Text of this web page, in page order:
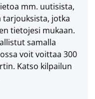
mm. uutisista,
jotka
tietojesi mukaan.
samalla
voit voittaa 300
Katso kilpailun